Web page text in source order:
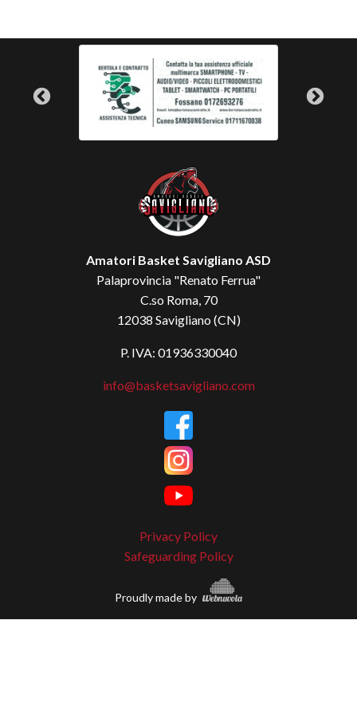
Amatori Basket Savigliano ASD
Palaprovincia "Renato Ferrua"
C.so Roma, 70
12038 Savigliano (CN)
P. IVA: 01936330040
info@basketsavigliano.com
Privacy Policy
Safeguarding Policy
Proudly made by